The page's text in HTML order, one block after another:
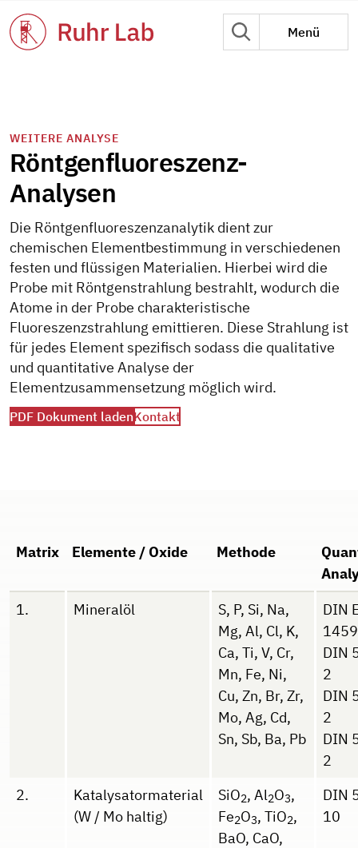
Menü
WEITERE ANALYSE
Röntgenfluoreszenz-
Analysen
Die Röntgenfluoreszenzanalytik dient zur
chemischen Elementbestimmung in verschiedenen
festen und flüssigen Materialien. Hierbei wird die
Probe mit Röntgenstrahlung bestrahlt, wodurch die
Atome in der Probe charakteristische
Fluoreszenzstrahlung emittieren. Diese Strahlung ist
für jedes Element spezifisch sodass die qualitative
und quantitative Analyse der
Elementzusammensetzung möglich wird.
PDF Dokument ladenKontakt
Matrix Elemente / Oxide Methode
1.
Mineralöl
S, P, Si, Na,
Mg, Al, Cl, K,
Ca, Ti, V, Cr,
Mn, Fe, Ni,
Cu, Zn, Br, Zr,
Mo, Ag, Cd,
Sn, Sb, Ba, Pb
DIN
DIN
2
DIN
2
DIN
2
2.
Katalysatormaterial
(W / Mo haltig)
SiO2, Al2O3,
Fe2O3, TiO2,
BaO, CaO,
DIN
10